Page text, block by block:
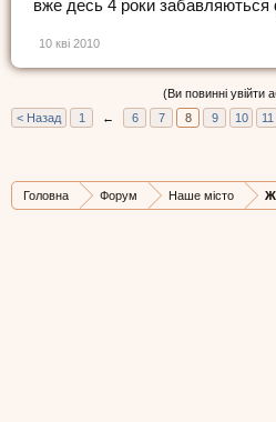
вже десь 4 роки
10 кві 2010
(Ви повинні увійти
< Назад
1 ← 6 7 8 9 10 11
Головна Форум Наше місто